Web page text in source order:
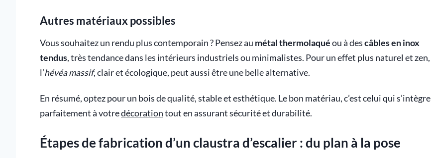
Autres matériaux possibles
Vous souhaitez un rendu plus contemporain ? Pensez au métal thermolaquéou à descâbles en inox
tendus, très tendance dans les intérieurs industriels ou minimalistes. Pour un effet plus naturel et zen,
l’hévéa massif, clair et écologique, peut aussi être une belle alternative.
En résumé, optez pour un bois de qualité, stable et esthétique. Le bon matériau, c’est celui qui s’intègre
parfaitement à votredécorationtout en assurant sécurité et durabilité.
Étapes de fabrication d’un claustra d’escalier : du plan à la pose